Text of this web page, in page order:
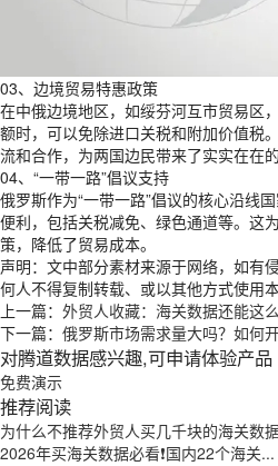
03、边境贸易特惠政策
在中俄边境地区，如绥芬河互市贸易区
额时，可以免除进口关税和附加价值税
流和合作，为两国边民带来了实实在在的
04、“一带一路”倡议支持
俄罗斯作为“一带一路”倡议的核心沿线
便利，包括关税减免、绿色通道等。这
策，降低了贸易成本。
声明：文中部分素材来源于网络，如有
何人不得复制转载、或以其他方式使用
上一篇： 外贸人收藏：海关数据还能这么
下一篇： 俄罗斯市场需求量大吗？如何
对腾道数据感兴趣,可申请体验产品
免费演示
推荐阅读
为什么不推荐外贸人买几千块的海关数据
2026年买海关数据必看❗国内22个海关...